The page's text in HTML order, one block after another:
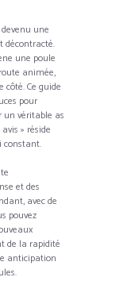
une
décontracté.
une poule
animée,
Ce guide
pour
un véritable as
» réside
constant.
et des
avec de
pouvez
de la rapidité
anticipation